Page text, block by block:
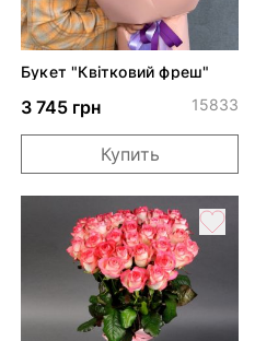
Букет "Квітковий фреш"
3 745 грн 15833
Купить